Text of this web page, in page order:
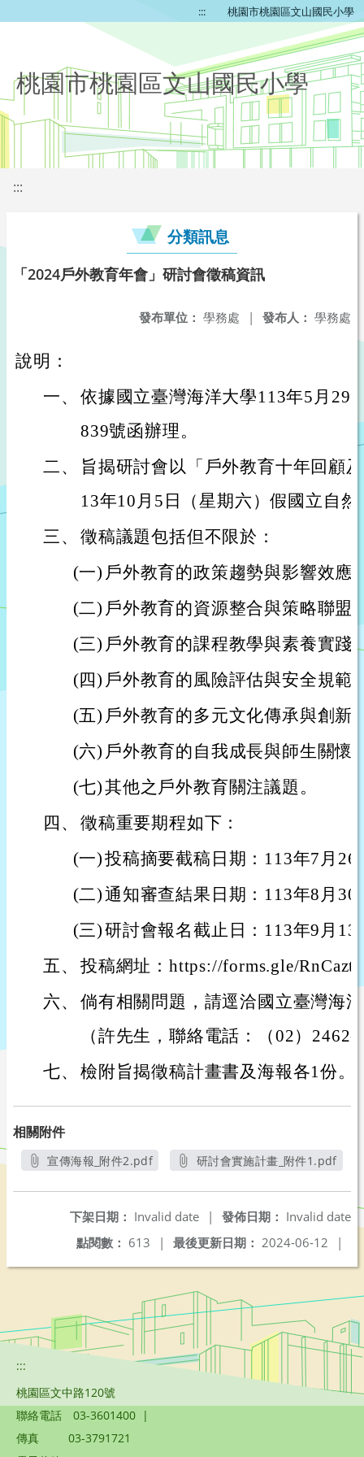
::: 桃園市桃園區文山國民小學
桃園市桃園區文山國民小學
:::
分類訊息
「2024戶外教育年會」研討會徵稿資訊
發布人： 學務處
發布單位： 學務處 |
說明：
一、 依據國立臺灣海洋大學113年5月29
839號函辦理。
二、
旨揭研討會以「戶外教育十年回顧
13年10月5日（星期六）假國立自
三、 徵稿議題包括但不限於：
(一) 戶外教育的政策趨勢與影響效應
(二) 戶外教育的資源整合與策略聯盟
(三) 戶外教育的課程教學與素養實踐
(四) 戶外教育的風險評估與安全規範
(五) 戶外教育的多元文化傳承與創新
(六) 戶外教育的自我成長與師生關懷
(七)其他之戶外教育關注議題。
四、 徵稿重要期程如下：
(一)投稿摘要截稿日期：113年7月
(二)通知審查結果日期：113年8月
(三)研討會報名截止日：113年9月
五、 投稿網址：https://forms.gle/
六、 倘有相關問題，請逕洽國立臺灣海
（許先生，聯絡電話：（02）
七、 檢附旨揭徵稿計畫書及海報各1份。
相關附件
宣傳海報_附件2.pdf
研討會實施計畫_附件1.pdf
發佈日期： Invalid date
下架日期： Invalid date
|
最後更新日期： 2024-06-12 |
點閱數： 613 |
:::
桃園區文中路120號
聯絡電話
03-3601400 |
傳真
03-3791721